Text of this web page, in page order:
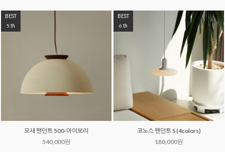
BEST
5 th
모새 팬던트 500-아이보리
540,000원
BEST
6 th
코노스 팬던트 S (4colors)
180,000원